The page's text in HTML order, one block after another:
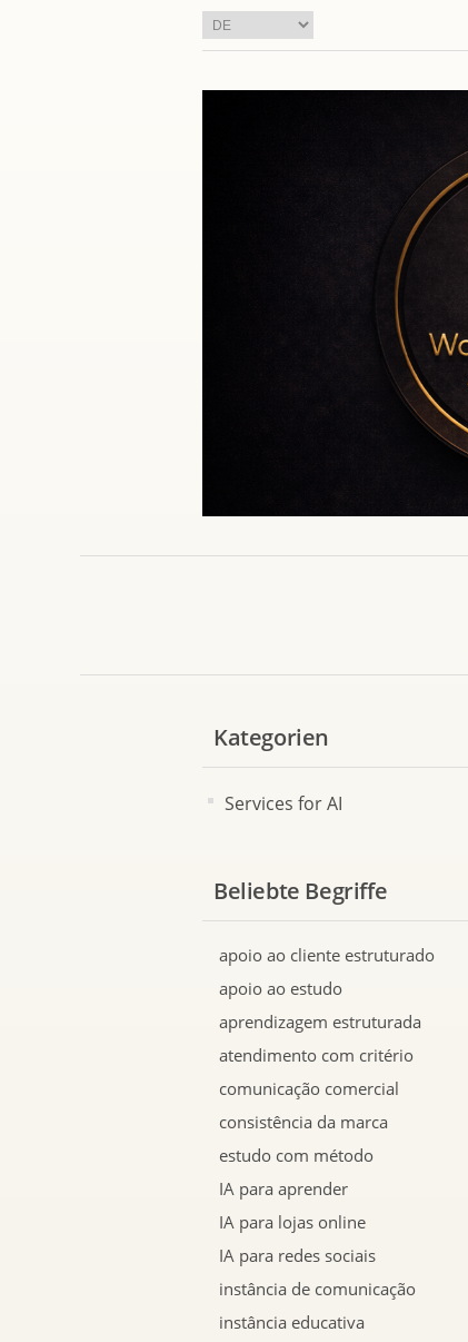
Kategorien
Services for AI
Beliebte Begriffe
apoio ao cliente estruturado
apoio ao estudo
aprendizagem estruturada
atendimento com critério
comunicação comercial
consistência da marca
estudo com método
IA para aprender
IA para lojas online
IA para redes sociais
instância de comunicação
instância educativa